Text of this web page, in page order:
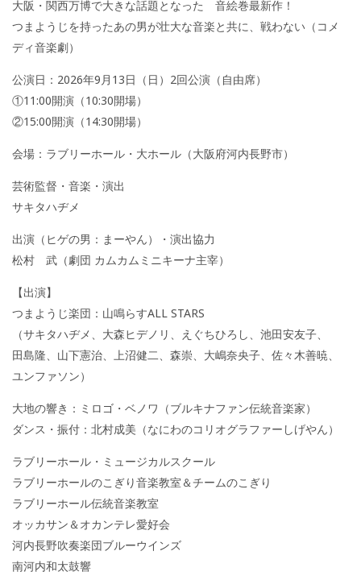
大阪・関西万博で大きな話題となった 音絵巻最新作！
つまようじを持ったあの男が壮大な音楽と共に、戦わない（コメ
ディ音楽劇）
公演日：2026年9月13日（日）2回公演（自由席）
①11:00開演（10:30開場）
②15:00開演（14:30開場）
会場：ラブリーホール・大ホール（大阪府河内長野市）
芸術監督・音楽・演出
サキタハヂメ
出演（ヒゲの男：まーやん）・演出協力
松村 武（劇団 カムカムミニキーナ主宰）
【出演】
つまようじ楽団：山鳴らすALL STARS
（サキタハヂメ、大森ヒデノリ、えぐちひろし、池田安友子、
田島隆、山下憲治、上沼健二、森崇、大嶋奈央子、佐々木善暁、
ユンファソン）
大地の響き：ミロゴ・ベノワ（ブルキナファン伝統音楽家）
ダンス・振付：北村成美（なにわのコリオグラファーしげやん）
ラブリーホール・ミュージカルスクール
ラブリーホールのこぎり音楽教室＆チームのこぎり
ラブリーホール伝統音楽教室
オッカサン＆オカンテレ愛好会
河内長野吹奏楽団ブルーウインズ
南河内和太鼓響